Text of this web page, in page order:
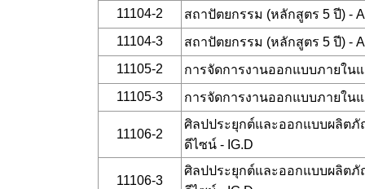
11104-2
สถาปัตยกรรม (หลักสูตร 5 ปี) -
11104-3
สถาปัตยกรรม (หลักสูตร 5 ปี) -
11105-2
การจัดการงานออกแบบภายใน
11105-3
การจัดการงานออกแบบภายใน
11106-2
ศิลปประยุกต์และออกแบบผลิต
ดีไซน์ - IG.D
11106-3
ศิลปประยุกต์และออกแบบผลิต